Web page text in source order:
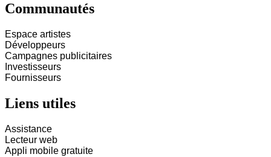
Communautés
Espace artistes
Développeurs
Campagnes publicitaires
Investisseurs
Fournisseurs
Liens utiles
Assistance
Lecteur web
Appli mobile gratuite